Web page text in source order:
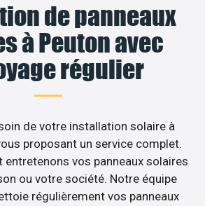
de panneaux
à Peuton avec
régulier
de votre installation solaire à
proposant un service complet.
entretenons vos panneaux solaires
ou votre société. Notre équipe
régulièrement vos panneaux